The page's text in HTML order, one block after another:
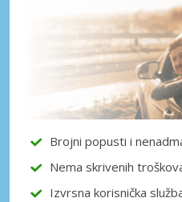
Brojni popusti i
Nema skrivenih
Izvrsna korisnička
Pristupite
dobavljača
Prijava